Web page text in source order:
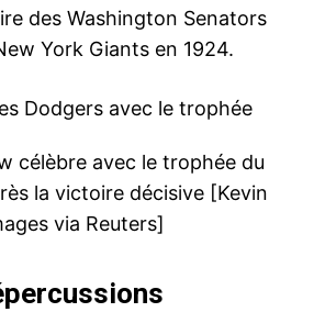
des Washington Senators
York Giants en 1924.
célèbre avec le trophée du
la victoire décisive [Kevin
via Reuters]